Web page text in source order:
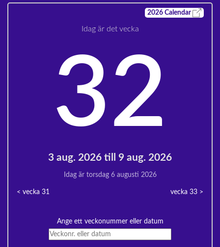
2026 Calendar
Idag är det vecka
32
3 aug. 2026 till 9 aug. 2026
Idag är torsdag 6 augusti 2026
< vecka31 vecka 33>
Ange ett veckonummer eller datum